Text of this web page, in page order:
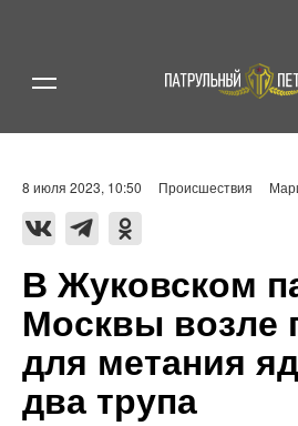
8 июля 2023, 10:50 Происшествия
В Жуковском
Москвы возле
для метания
два трупа